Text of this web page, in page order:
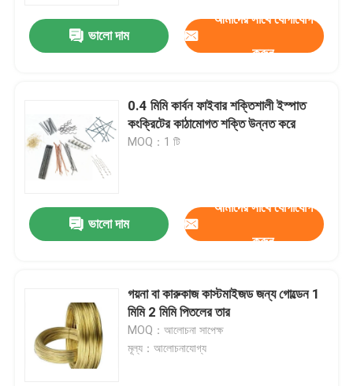
কারখানা পরিদর্শন
আমাদের সাথে যোগাযোগ করুন
মামলা
প্রসারিত ধাতু তারের জাল
ছিদ্রযুক্ত ধাতু তারের জাল
ভালো দাম
আমাদের সাথে যোগাযোগ
করুন
0.4 মিমি কার্বন ফাইবার শক্তিশালী ইস্পাত
কংক্রিটের কাঠামোগত শক্তি উন্নত করে
MOQ：1 টি
ভালো দাম
আমাদের সাথে যোগাযোগ
করুন
গয়না বা কারুকাজ কাস্টমাইজড জন্য গোল্ডেন 1
মিমি 2 মিমি পিতলের তার
MOQ：আলোচনা সাপেক্ষ
মূল্য：আলোচনাযোগ্য